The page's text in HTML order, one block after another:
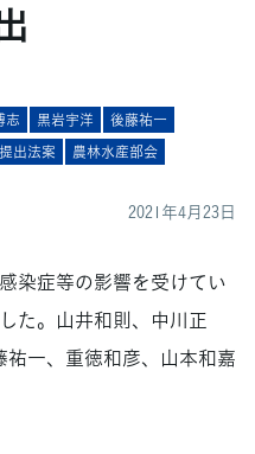
志 黒岩宇洋
後藤祐一
出法案
農林水産部会
2021年4月23日
染症等の影響を受けてい
た。山井和則、中川正
一、重徳和彦、山本和嘉